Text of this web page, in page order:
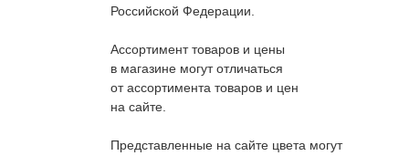
Российской Федерации.
Ассортимент товаров и цены
в магазине могут отличаться
от ассортимента товаров и цен
на сайте.
Представленные на сайте цвета могут